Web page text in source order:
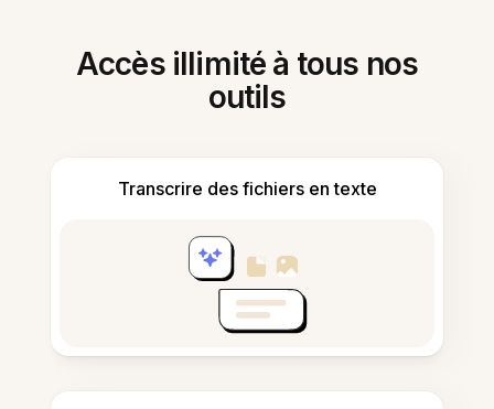
Accès illimité à tous nos
outils
Transcrire des fichiers en texte